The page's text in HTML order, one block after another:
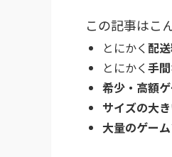
この記事はこ
とにかく配
とにかく手
希少・高額
サイズの大
大量のゲー